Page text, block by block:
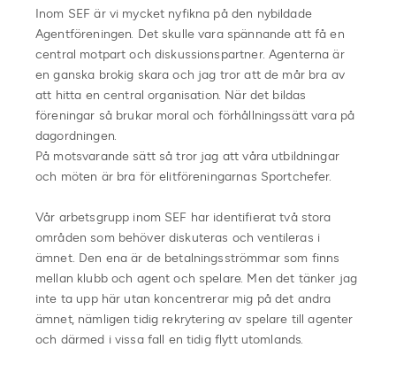
Inom SEF är vi mycket nyfikna på den nybildade
Agentföreningen. Det skulle vara spännande att få en
central motpart och diskussionspartner. Agenterna är
en ganska brokig skara och jag tror att de mår bra av
att hitta en central organisation. När det bildas
föreningar så brukar moral och förhållningssätt vara på
dagordningen.
På motsvarande sätt så tror jag att våra utbildningar
och möten är bra för elitföreningarnas Sportchefer.
Vår arbetsgrupp inom SEF har identifierat två stora
områden som behöver diskuteras och ventileras i
ämnet. Den ena är de betalningsströmmar som finns
mellan klubb och agent och spelare. Men det tänker jag
inte ta upp här utan koncentrerar mig på det andra
ämnet, nämligen tidig rekrytering av spelare till agenter
och därmed i vissa fall en tidig flytt utomlands.